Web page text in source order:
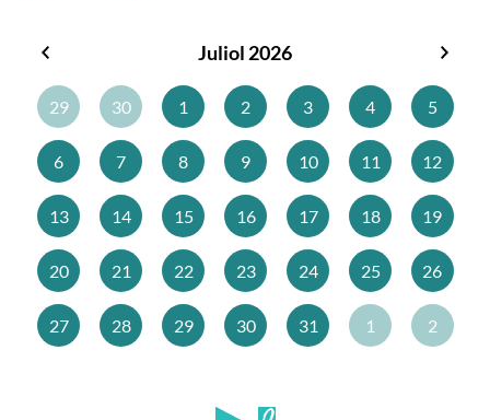
Juliol 2026
29
30 1 2 3 4 5
6 7 8 9 10 11 12
13 14 15 16 17 18 19
20 21 22 23 24 25 26
27 28 29 30 31 1 2